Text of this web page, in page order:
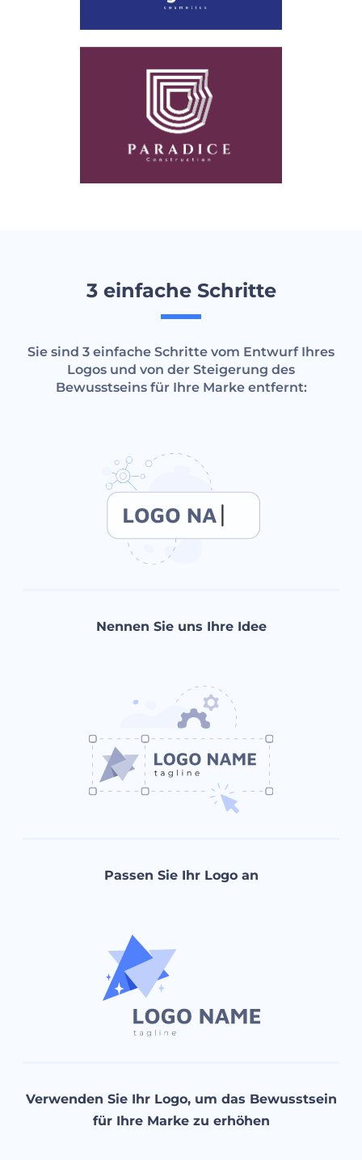
3 einfache Schritte
Sie sind 3 einfache Schritte vom Entwurf Ihres
Logos und von der Steigerung des
Bewusstseins für Ihre Marke entfernt:
Nennen Sie uns Ihre Idee
Passen Sie Ihr Logo an
Verwenden Sie Ihr Logo, um das Bewusstsein
für Ihre Marke zu erhöhen